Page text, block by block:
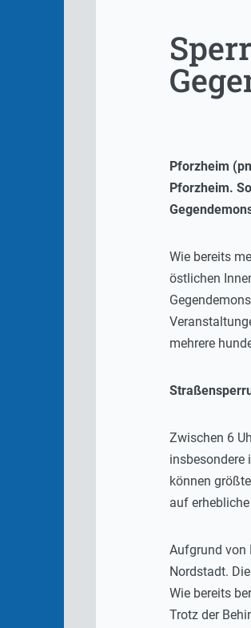
Pforzheim
Pforzheim.
Wie bereits
östlichen
mehrere
Zwischen 6
insbesondere
können
auf
Aufgrund von
Nordstadt.
Wie bereits
Trotz der